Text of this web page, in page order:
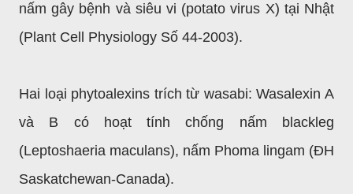
nấm gây bệnh và siêu vi (potato virus X) tại Nhật
(Plant Cell Physiology Số 44-2003).
Hai loại phytoalexins trích từ wasabi: Wasalexin A
và B có hoạt tính chống nấm blackleg
(Leptoshaeria maculans), nấm Phoma lingam (ĐH
Saskatchewan-Canada).